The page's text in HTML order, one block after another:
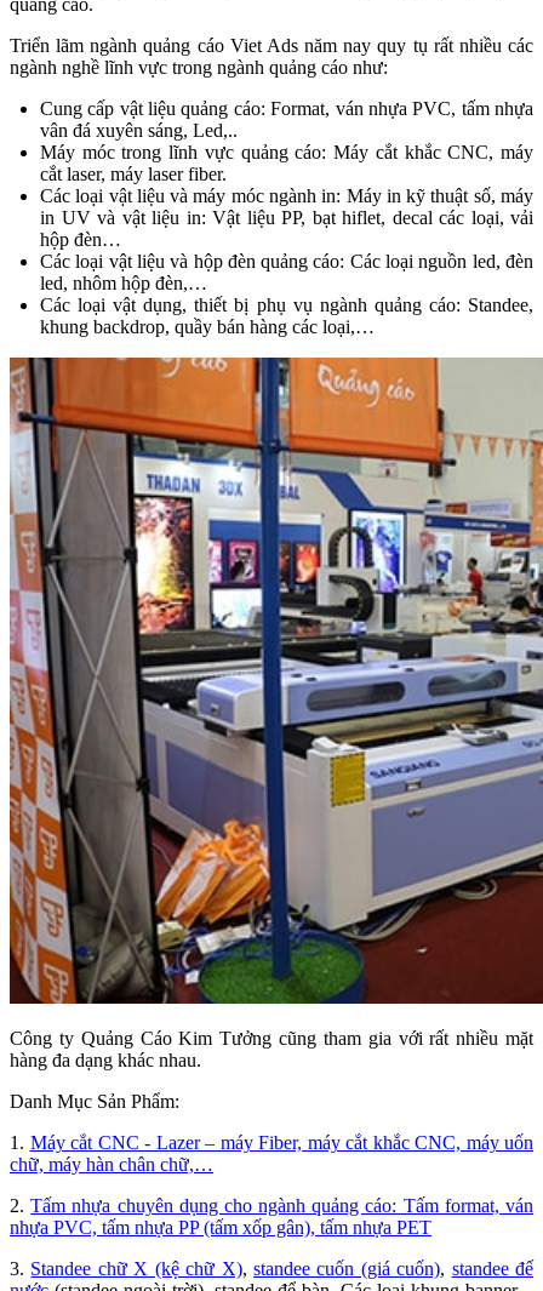
quảng cáo.
Triển lãm ngành quảng cáo Viet Ads năm nay quy tụ rất nhiều các
ngành nghề lĩnh vực trong ngành quảng cáo như:
Cung cấp vật liệu quảng cáo: Format, ván nhựa PVC, tấm nhựa
vân đá xuyên sáng, Led,..
Máy móc trong lĩnh vực quảng cáo: Máy cắt khắc CNC, máy
cắt laser, máy laser fiber.
Các loại vật liệu và máy móc ngành in: Máy in kỹ thuật số, máy
in UV và vật liệu in: Vật liệu PP, bạt hiflet, decal các loại, vải
hộp đèn…
Các loại vật liệu và hộp đèn quảng cáo: Các loại nguồn led, đèn
led, nhôm hộp đèn,…
Các loại vật dụng, thiết bị phụ vụ ngành quảng cáo: Standee,
khung backdrop, quầy bán hàng các loại,…
Công ty Quảng Cáo Kim Tưởng cũng tham gia với rất nhiều mặt
hàng đa dạng khác nhau.
Danh Mục Sản Phẩm:
1. Máy cắt CNC - Lazer – máy Fiber, máy cắt khắc CNC, máy uốn
chữ, máy hàn chân chữ,…
2.Tấm nhựa chuyên dụng cho ngành quảng cáo: Tấm format, ván
nhựa PVC, tấm nhựa PP (tấm xốp gân), tấm nhựa PET
3. Standee chữ X (kệ chữ X), standee cuốn (giá cuốn), standee đế